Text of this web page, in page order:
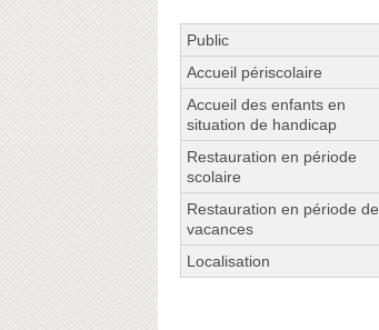
Public
Accueil périscolaire
Accueil des enfants en
situation de handicap
Restauration en période
scolaire
Restauration en période de
vacances
Localisation